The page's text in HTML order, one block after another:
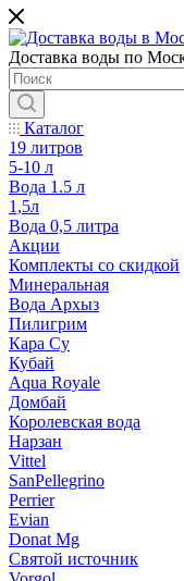
Доставка воды по
Каталог
19 литров
5-10 л
Вода 1.5 л
1,5л
Вода 0,5 литра
Акции
Комплекты со скидкой
Минеральная
Вода Архыз
Пилигрим
Кара Су
Кубай
Aqua Royale
Домбай
Королевская вода
Нарзан
Vittel
SanPellegrino
Perrier
Evian
Donat Mg
Святой источник